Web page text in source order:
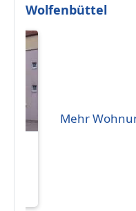
Wolfenbüttel
Mehr